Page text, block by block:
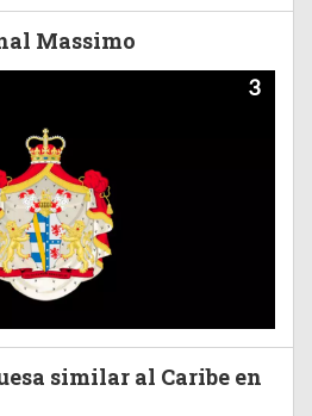
Massimo
3
similar al Caribe en